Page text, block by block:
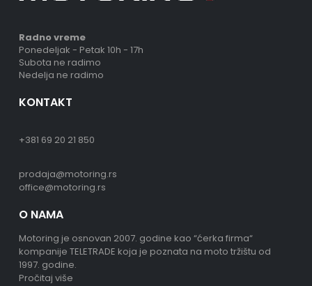
Radno vreme
Ponedeljak - Petak 10h - 17h
Subota ne radimo
Nedelja ne radimo
KONTAKT
+381 69 20 21 850
prodaja@motoring.rs
office@motoring.rs
O NAMA
Motoring je osnovan 2007. godine kao “ćerka firma“
kompanije TELETRADE koja je poznata na moto tržištu od
1997. godine.
Pročitaj više